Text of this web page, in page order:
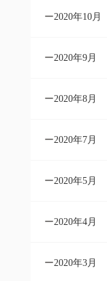
2020年10月
2020年9月
2020年8月
2020年7月
2020年5月
2020年4月
2020年3月